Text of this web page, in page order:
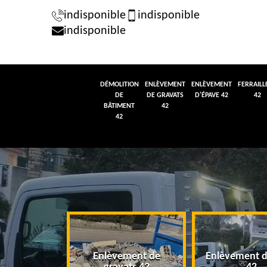
indisponible
indisponible
indisponible
DÉMOLITION
DE
BÂTIMENT
42
ENLÈVEMENT
DE GRAVATS
42
ENLÈVEMENT
D'ÉPAVE 42
42
de
Enlèvement de
Enlèvement